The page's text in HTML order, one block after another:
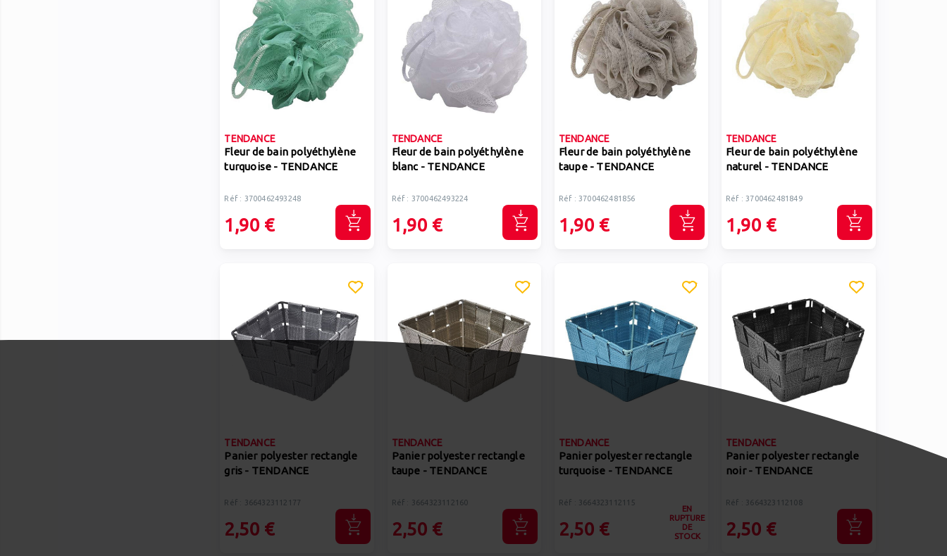
TENDANCE
Fleur de bain polyéthylène
turquoise - TENDANCE
Réf : 3700462493248
1,90 €
TENDANCE
Fleur de bain polyéthylène
blanc - TENDANCE
Réf : 3700462493224
1,90 €
TENDANCE
Fleur de bain polyéthylène
taupe - TENDANCE
Réf : 3700462481856
1,90 €
TENDANCE
Fleur de bain polyéthylène
naturel - TENDANCE
Réf : 3700462481849
1,90 €
TENDANCE
Panier polyester rectangle
gris - TENDANCE
Réf : 3664323112177
2,50 €
TENDANCE
Panier polyester rectangle
taupe - TENDANCE
Réf : 3664323112160
2,50 €
TENDANCE
Panier polyester rectangle
turquoise - TENDANCE
Réf : 3664323112115
2,50 €
EN
RUPTURE
DE
STOCK
TENDANCE
Panier polyester rectangle
noir - TENDANCE
Réf : 3664323112108
2,50 €